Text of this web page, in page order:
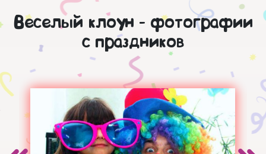
Веселый клоун - фотографии
с праздников